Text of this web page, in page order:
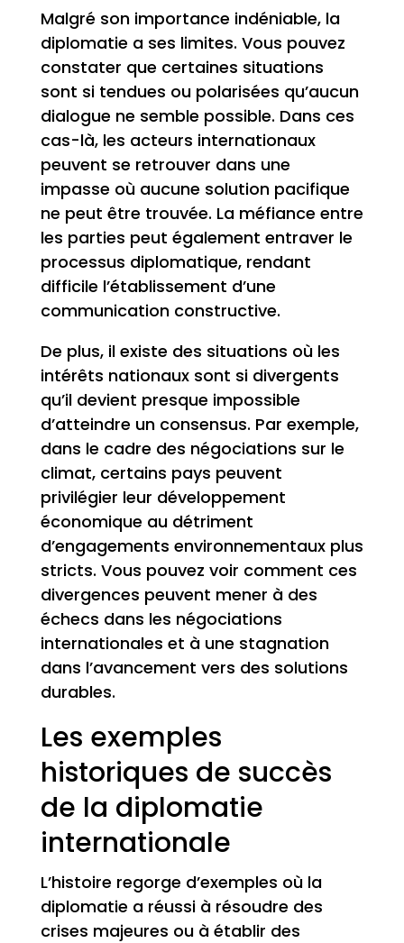
Malgré son importance indéniable, la
diplomatie a ses limites. Vous pouvez
constater que certaines situations
sont si tendues ou polarisées qu’aucun
dialogue ne semble possible. Dans ces
cas-là, les acteurs internationaux
peuvent se retrouver dans une
impasse où aucune solution pacifique
ne peut être trouvée. La méfiance entre
les parties peut également entraver le
processus diplomatique, rendant
difficile l’établissement d’une
communication constructive.
De plus, il existe des situations où les
intérêts nationaux sont si divergents
qu’il devient presque impossible
d’atteindre un consensus. Par exemple,
dans le cadre des négociations sur le
climat, certains pays peuvent
privilégier leur développement
économique au détriment
d’engagements environnementaux plus
stricts. Vous pouvez voir comment ces
divergences peuvent mener à des
échecs dans les négociations
internationales et à une stagnation
dans l’avancement vers des solutions
durables.
Les exemples
historiques de succès
de la diplomatie
internationale
L’histoire regorge d’exemples où la
diplomatie a réussi à résoudre des
crises majeures ou à établir des